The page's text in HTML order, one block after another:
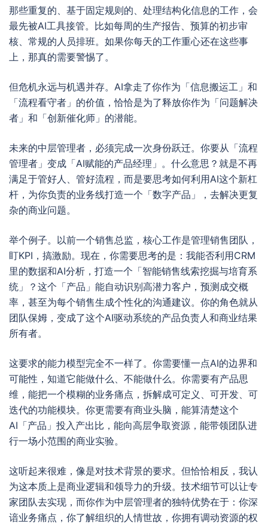
那些重复的、基于固定规则的、处理结构化信息的工作，会
最先被AI工具接管。比如每周的生产报告、预算的初步审
核、常规的人员排班。如果你每天的工作重心还在这些事
上，那真的需要警惕了。
但危机永远与机遇并存。AI拿走了你作为「信息搬运工」和
「流程看守者」的价值，恰恰是为了释放你作为「问题解决
者」和「创新催化师」的潜能。
未来的中层管理者，必须完成一次身份跃迁。你要从「流程
管理者」变成「AI赋能的产品经理」。什么意思？就是不再
满足于管好人、管好流程，而是要思考如何利用AI这个新杠
杆，为你负责的业务线打造一个「数字产品」，去解决更复
杂的商业问题。
举个例子。以前一个销售总监，核心工作是管理销售团队，
盯KPI，搞激励。现在，你需要思考的是：我能否利用CRM
里的数据和AI分析，打造一个「智能销售线索挖掘与培育系
统」？这个「产品」能自动识别高潜力客户，预测成交概
率，甚至为每个销售生成个性化的沟通建议。你的角色就从
团队保姆，变成了这个AI驱动系统的产品负责人和商业结果
所有者。
这要求的能力模型完全不一样了。你需要懂一点AI的边界和
可能性，知道它能做什么、不能做什么。你需要有产品思
维，能把一个模糊的业务痛点，拆解成可定义、可开发、可
迭代的功能模块。你更需要有商业头脑，能算清楚这个
AI「产品」投入产出比，能向高层争取资源，能带领团队进
行一场小范围的商业实验。
这听起来很难，像是对技术背景的要求。但恰恰相反，我认
为这本质上是商业逻辑和领导力的升级。技术细节可以让专
家团队去实现，而你作为中层管理者的独特优势在于：你深
谙业务痛点，你了解组织的人情世故，你拥有调动资源的权